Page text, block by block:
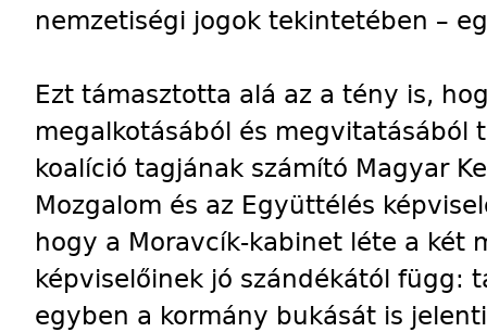
nemzetiségi jogok tekintetében –
Ezt támasztotta alá az a tény is,
megalkotásából és megvitatásából
koalíció tagjának számító Magyar
Mozgalom és az Együttélés
hogy a Moravcík-kabinet léte a két
képviselőinek jó szándékától függ:
egyben a kormány bukását is